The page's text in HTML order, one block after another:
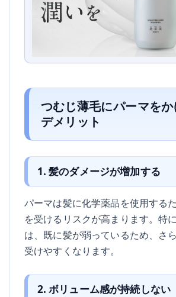
つむじ薄毛にパーマを
デメリット
1. 髪のダメージが増加する
パーマは髪に化学薬品を使用する
を受けるリスクが高まります。特
は、既に髪が弱っているため、さ
受けやすくなります。
2. ボリューム感が持続しない